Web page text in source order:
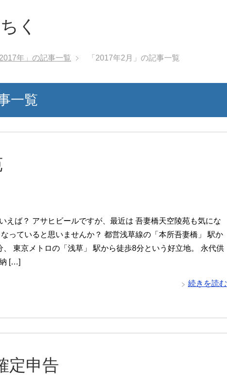
く
2017年」の記事一覧 「2017年2月」の記事一覧
一覧
えば？ アサヒビールですが、最近は 吾妻橋天空陵苑も気にな
っていると思いませんか？ 都営浅草線の「本所吾妻橋」 駅か
、 東京メトロの「浅草」 駅から徒歩8分という好立地。 永代供
[…]
続きを読む
定申告